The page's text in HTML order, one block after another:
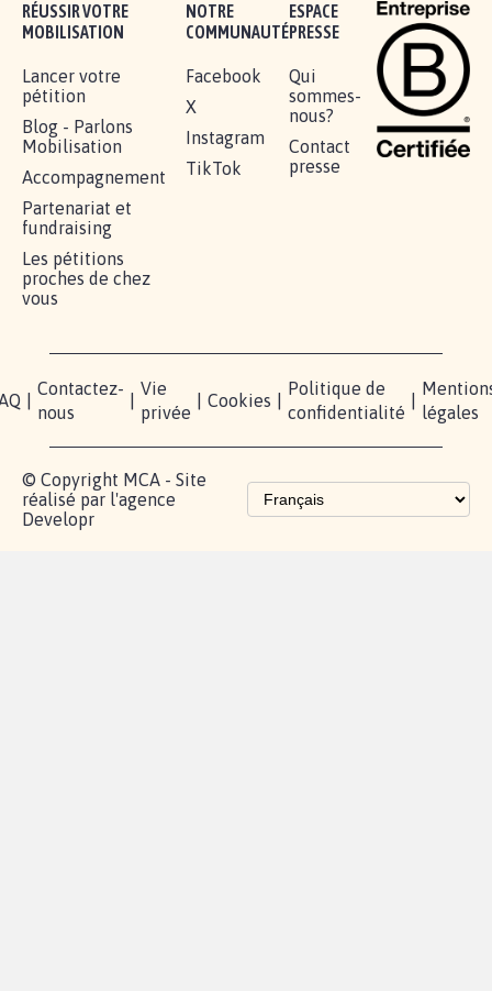
RÉUSSIR VOTRE
MOBILISATION
Lancer votre
pétition
Blog - Parlons
Mobilisation
Accompagnement
Partenariat et
fundraising
Les pétitions
proches de chez
vous
NOTRE
COMMUNAUTÉ
Facebook
X
Instagram
TikTok
ESPACE
PRESSE
Qui
sommes-
nous?
Contact
presse
Contactez-
nous
Vie
privée
Cookies
Politique de
confidentialité
légales
© Copyright MCA - Site
réalisé par l'agence
Developr